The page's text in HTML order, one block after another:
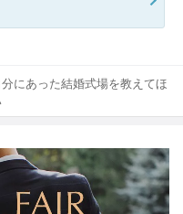
にあった結婚式場を教えてほ